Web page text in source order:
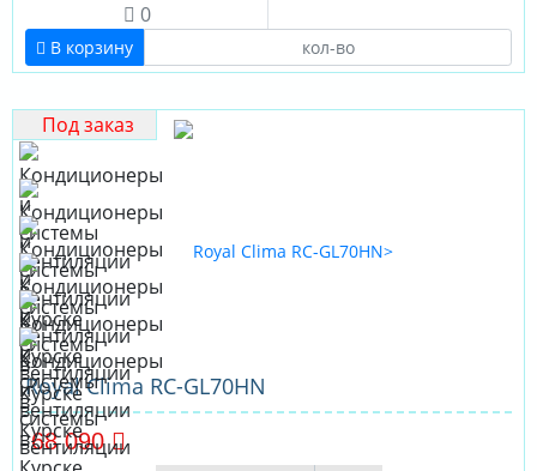
0
В корзину
Под заказ
Royal Clima RC-GL70HN
68 090